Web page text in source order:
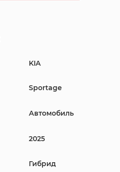
KIA
Sportage
Автомобиль
2025
Гибрид